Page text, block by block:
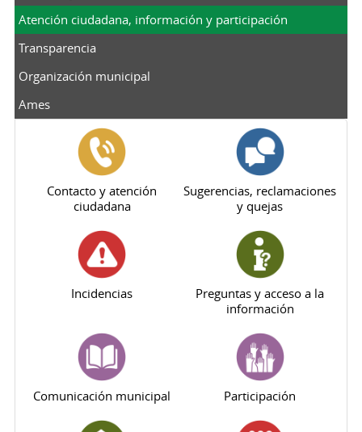
Atención ciudadana, información y participación
Transparencia
Organización municipal
Ames
Contacto y atención
ciudadana
Sugerencias, reclamaciones
y quejas
Incidencias
Preguntas y acceso a la
información
Comunicación municipal Participación